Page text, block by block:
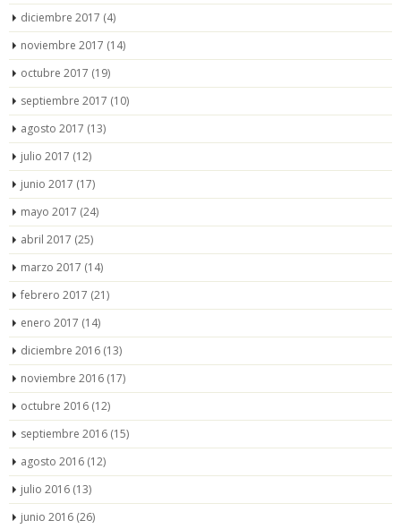
diciembre 2017 (4)
noviembre 2017 (14)
octubre 2017 (19)
septiembre 2017 (10)
agosto 2017 (13)
julio 2017 (12)
junio 2017 (17)
mayo 2017 (24)
abril 2017 (25)
marzo 2017 (14)
febrero 2017 (21)
enero 2017 (14)
diciembre 2016 (13)
noviembre 2016 (17)
octubre 2016 (12)
septiembre 2016 (15)
agosto 2016 (12)
julio 2016 (13)
junio 2016 (26)